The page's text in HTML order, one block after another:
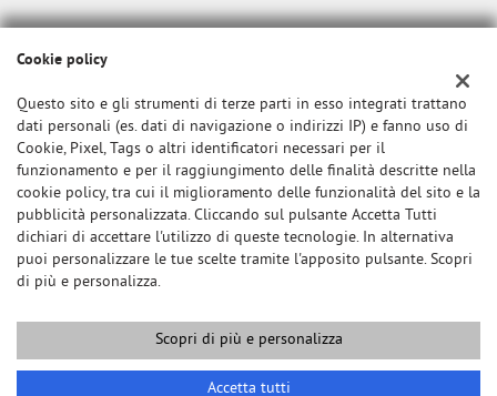
Contatta un consulente
Dati fiscali:
Via dei Marinoni, 34, Cigognola (PV)
C.F/P.IVA:0000
Registro delle imprese: PV
Copyright © 2026 GestionaleAuto.com S.r.l., Tutti i diritti riservati -
Leggi l'informativa sulla privacy-Cookie Policy
GestionaleAuto.com
Cookie policy
Questo sito e gli strumenti di terze parti in esso integrati trattano
dati personali (es. dati di navigazione o indirizzi IP) e fanno uso di
Cookie, Pixel, Tags o altri identificatori necessari per il
funzionamento e per il raggiungimento delle finalità descritte nella
cookie policy, tra cui il miglioramento delle funzionalità del sito e la
pubblicità personalizzata. Cliccando sul pulsante Accetta Tutti
dichiari di accettare l'utilizzo di queste tecnologie. In alternativa
puoi personalizzare le tue scelte tramite l'apposito pulsante. Scopri
di più e personalizza.
Scopri di più e personalizza
Accetta tutti